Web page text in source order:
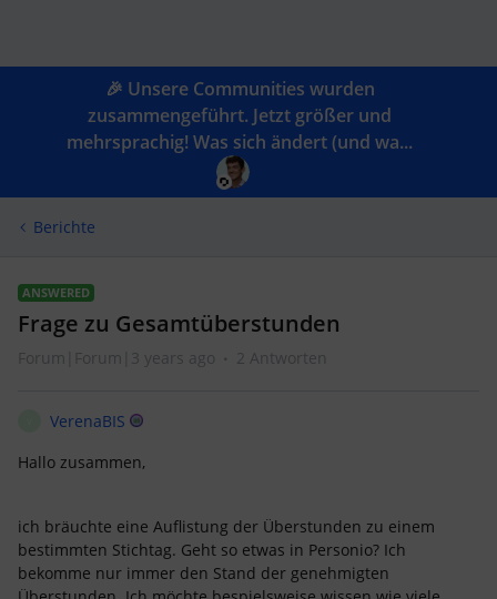
🎉 Unsere Communities wurden
zusammengeführt. Jetzt größer und
mehrsprachig! Was sich ändert (und wa...
Berichte
ANSWERED
Frage zu Gesamtüberstunden
Forum|Forum|3 years ago 2 Antworten
VerenaBIS
Hallo zusammen,
ich bräuchte eine Auflistung der Überstunden zu einem
bestimmten Stichtag. Geht so etwas in Personio? Ich
bekomme nur immer den Stand der genehmigten